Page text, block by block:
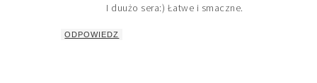
I duużo sera:) Łatwe i smaczne.
ODPOWIEDZ